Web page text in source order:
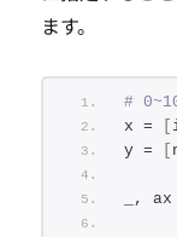
ます。
#
x =
y =
_,